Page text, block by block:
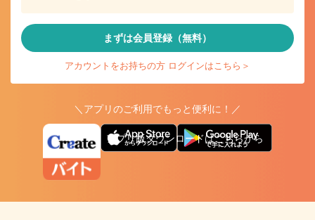
まずは会員登録（無料）
アカウントをお持ちの方 ログインはこちら＞
＼アプリのご利用でもっと便利に！／
アプリ版ダウンロードはこちらから